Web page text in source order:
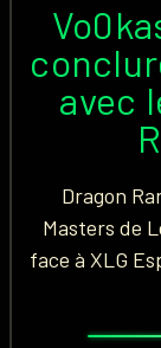
avec
Dragon
Masters de
face à XLG